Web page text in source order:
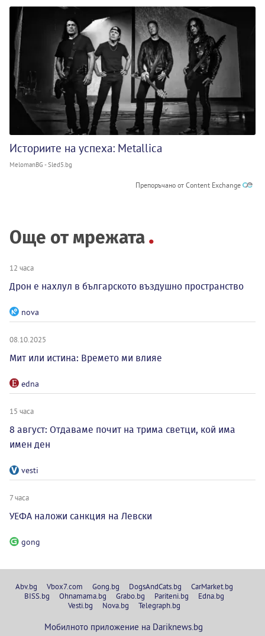
Историите на успеха: Metallica
MelomanBG - Sled5.bg
Препоръчано от Content Exchange
Още от мрежата
12 часа
Дрон е нахлул в българското въздушно пространство
nova
08.10.2025
Мит или истина: Времето ми влияе
edna
15 часа
8 август: Отдаваме почит на трима светци, кой има
имен ден
vesti
7 часа
УЕФА наложи санкция на Левски
gong
Abv.bg Vbox7.com Gong.bg DogsAndCats.bg
CarMarket.bg
BISS.bg
Ohnamama.bg Grabo.bg Pariteni.bg
Edna.bg
Vesti.bg
Nova.bg Telegraph.bg
Мобилното приложение на Dariknews.bg